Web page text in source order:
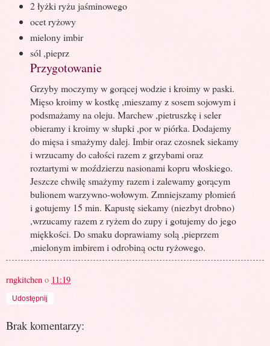
2 łyżki ryżu jaśminowego
ocet ryżowy
mielony imbir
sól ,pieprz
Przygotowanie
Grzyby moczymy w gorącej wodzie i kroimy w paski.
Mięso kroimy w kostkę ,mieszamy z sosem sojowym i
podsmażamy na oleju. Marchew ,pietruszkę i seler
obieramy i kroimy w słupki ,por w piórka. Dodajemy
do mięsa i smażymy dalej. Imbir oraz czosnek siekamy
i wrzucamy do całości razem z grzybami oraz
roztartymi w moździerzu nasionami kopru włoskiego.
Jeszcze chwilę smażymy razem i zalewamy gorącym
bulionem warzywno-wołowym. Zmniejszamy płomień
i gotujemy 15 min. Kapustę siekamy (niezbyt drobno)
,wrzucamy razem z ryżem do zupy i gotujemy do jego
miękkości. Do smaku doprawiamy solą ,pieprzem
,mielonym imbirem i odrobiną octu ryżowego.
rngkitchen o 11:19
Udostępnij
Brak komentarzy: